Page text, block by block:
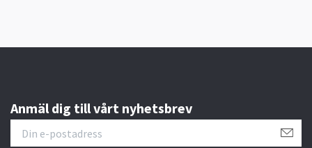
Anmäl dig till vårt nyhetsbrev